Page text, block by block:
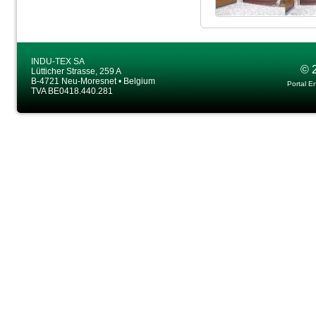
INDU-TEX SA
Lütticher Strasse, 259 A
B-4721 Neu-Moresnet • Belgium
TVA BE0418.440.281
©
Portal